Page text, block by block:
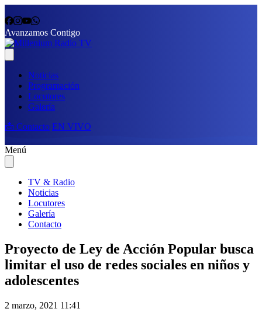
Avanzamos Contigo
Noticias
Programación
Locutores
Galería
📩 Contacto EN VIVO
Menú
TV & Radio
Noticias
Locutores
Galería
Contacto
Proyecto de Ley de Acción Popular busca
limitar el uso de redes sociales en niños y
adolescentes
2 marzo, 2021 11:41